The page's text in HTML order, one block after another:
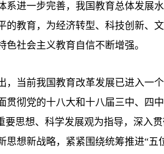
系进一步完善，我国教育总体发展
的教育，为经济转型、科技创新、
色社会主义教育自信不断增强。
当前我国教育改革发展已进入一个
贯彻党的十八大和十八届三中、四
要思想、科学发展观为指导，深入
思想新战略，紧紧围绕统筹推进“五